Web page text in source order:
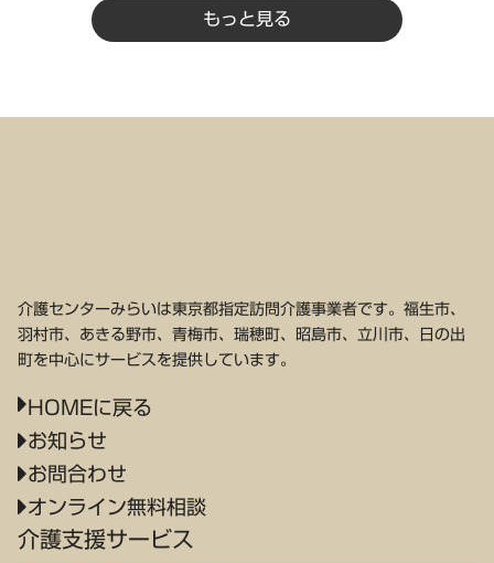
もっと見る
介護センターみらいは東京都指定訪問介護事業者です。福生市、
羽村市、あきる野市、青梅市、瑞穂町、昭島市、立川市、日の出
町を中心にサービスを提供しています。
HOMEに戻る
お知らせ
お問合わせ
オンライン無料相談
介護支援サービス